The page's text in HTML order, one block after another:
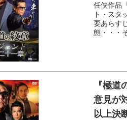
任侠作品
ト・スタ
要あらす
態・・・
『極
意見が
以上決